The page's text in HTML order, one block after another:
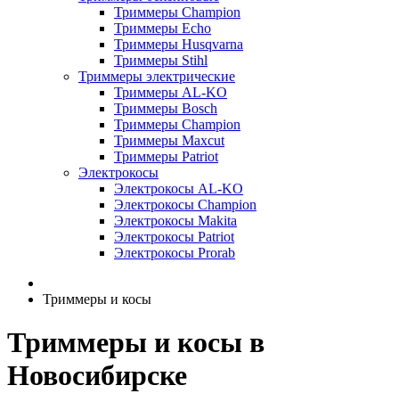
Триммеры Champion
Триммеры Echo
Триммеры Husqvarna
Триммеры Stihl
Триммеры электрические
Триммеры AL-KO
Триммеры Bosch
Триммеры Champion
Триммеры Maxcut
Триммеры Patriot
Электрокосы
Электрокосы AL-KO
Электрокосы Champion
Электрокосы Makita
Электрокосы Patriot
Электрокосы Prorab
Триммеры и косы
Триммеры и косы в
Новосибирске